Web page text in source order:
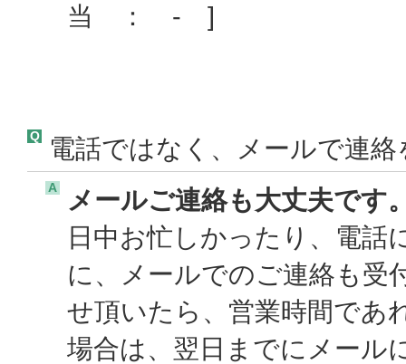
当 ： - ]
Q 電話ではなく、メールで連
A
メールご連絡も大丈夫です
日中お忙しかったり、電話
に、メールでのご連絡も受
せ頂いたら、営業時間であ
場合は、翌日までにメー